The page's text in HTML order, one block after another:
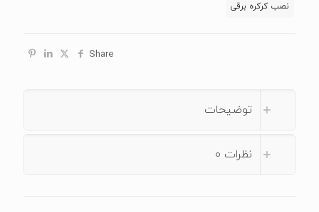
نصب کرکره برقی
Share
توضیحات
نظرات 0